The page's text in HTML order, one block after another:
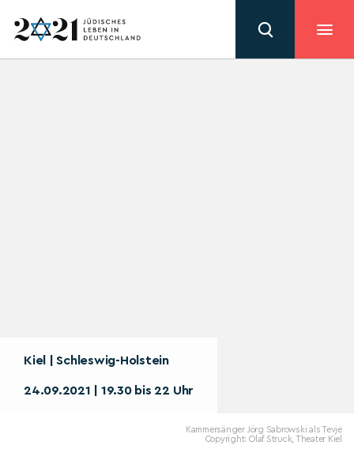
Kiel | Schleswig-Holstein
24.09.2021 | 19.30 bis 22 Uhr
Kammersänger Jörg Sabrowski als Tevje
Copyright: Olaf Struck, Theater Kiel